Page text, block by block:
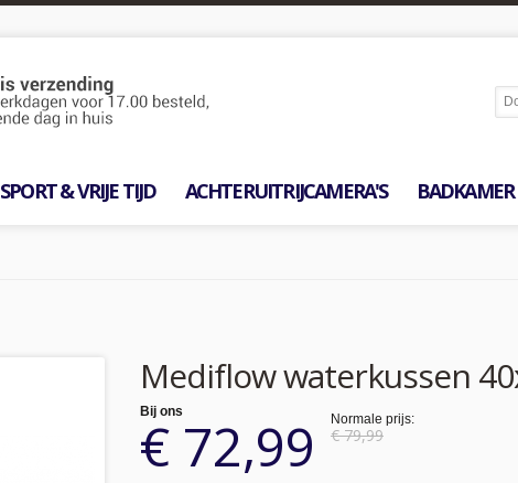
SPORT & VRIJE TIJD ACHTERUITRIJCAMERA'S BADKAMER
Mediflow waterkussen
Normale prijs:
€ 79,99
Bij ons
€ 72,99